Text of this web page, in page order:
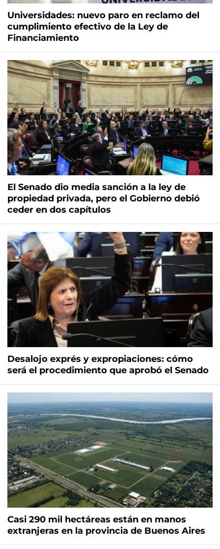
Universidades: nuevo paro en reclamo del
cumplimiento efectivo de la Ley de
Financiamiento
El Senado dio media sanción a la ley de
propiedad privada, pero el Gobierno debió
ceder en dos capítulos
Desalojo exprés y expropiaciones: cómo
será el procedimiento que aprobó el Senado
Casi 290 mil hectáreas están en manos
extranjeras en la provincia de Buenos Aires